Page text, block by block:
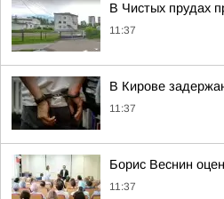
В Чистых прудах
11:37
В Кирове
11:37
Борис Веснин
11:37